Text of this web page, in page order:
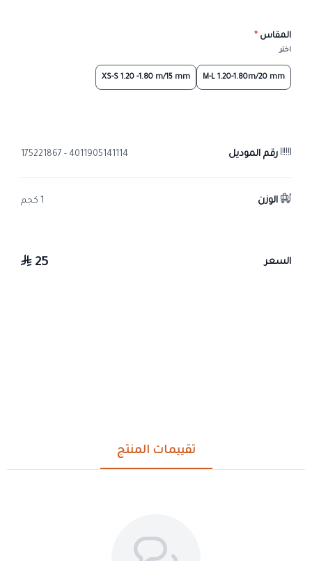
المقاس *
اختر
M-L 1.20-1.80m/20 mm
XS-S 1.20 -1.80 m/15 mm
رقم الموديل 4011905141114 - 175221867
الوزن 1 كجم
السعر 25
تقييمات المنتج